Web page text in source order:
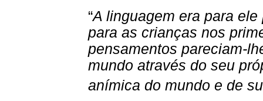
“A linguagem era para
para as crianças nos
pensamentos pareciam-
mundo através do seu
anímica do mundo e de